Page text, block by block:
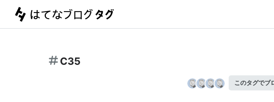
C35
このタグでブ